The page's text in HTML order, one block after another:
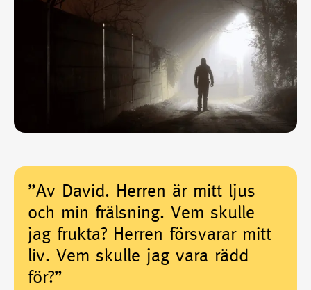
”Av David. Herren är mitt ljus
och min frälsning. Vem skulle
jag frukta? Herren försvarar mitt
liv. Vem skulle jag vara rädd
för?”